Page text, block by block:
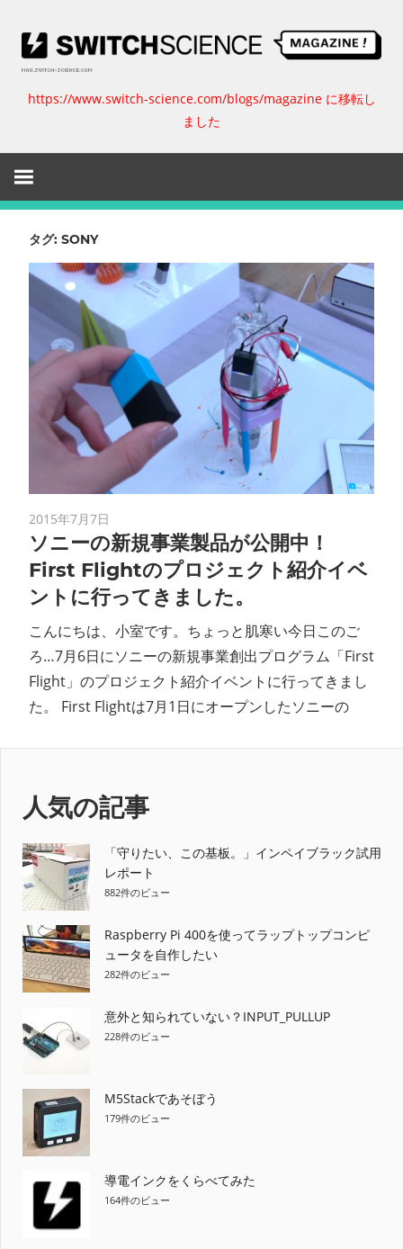
ッ
ス
イ
ッ
サ
イ
エ
ン
ス
ガ
ジ
ン
https://www.switch-science.com/blogs/magazine に移転し
ました
タグ: SONY
2015年7月7日
ソニーの新規事業製品が公開中！
First Flightのプロジェクト紹介イベ
ントに行ってきました。
こんにちは、小室です。ちょっと肌寒い今日このご
ろ…7月6日にソニーの新規事業創出プログラム「First
Flight」のプロジェクト紹介イベントに行ってきまし
た。 First Flightは7月1日にオープンしたソニーの
人気の記事
「守りたい、この基板。」インペイブラック試用
レポート
882件のビュー
Raspberry Pi 400を使ってラップトップコンピ
ュータを自作したい
282件のビュー
意外と知られていない？INPUT_PULLUP
228件のビュー
M5Stackであそぼう
179件のビュー
導電インクをくらべてみた
164件のビュー